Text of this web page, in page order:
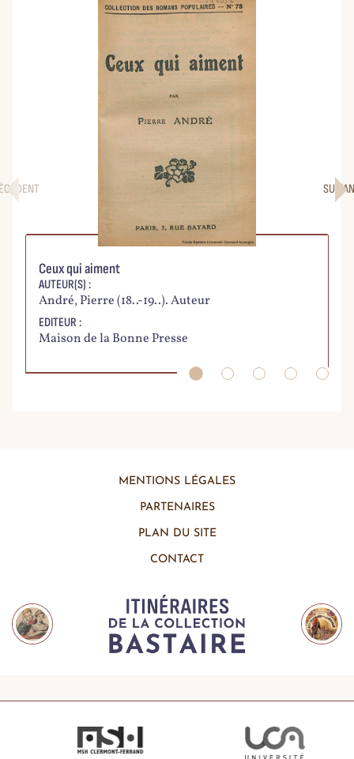
Ceux qui aiment
AUTEUR(S) :
André, Pierre (18..-19..). Auteur
EDITEUR :
Maison de la Bonne Presse
MENTIONS LÉGALES
PARTENAIRES
PLAN DU SITE
CONTACT